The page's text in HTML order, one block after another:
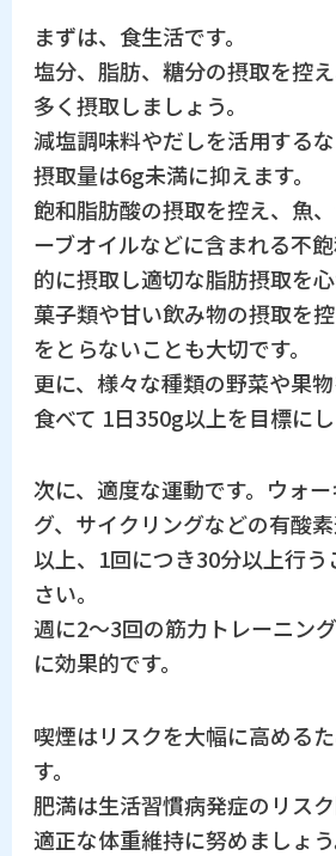
まずは、食生活です。
塩分、脂肪、糖分の摂取を控
多く摂取しましょう。
減塩調味料やだしを活用する
摂取量は6g未満に抑えます。
飽和脂肪酸の摂取を控え、魚
ーブオイルなどに含まれる不
的に摂取し適切な脂肪摂取を心
菓子類や甘い飲み物の摂取を
をとらないことも大切です。
更に、様々な種類の野菜や果
食べて 1日350g以上を目標にし
次に、適度な運動です。ウォ
グ、サイクリングなどの有酸
以上、1回につき30分以上行
さい。
週に2〜3回の筋力トレーニン
に効果的です。
喫煙はリスクを大幅に高める
す。
肥満は生活習慣病発症のリスク
適正な体重維持に努めましょう